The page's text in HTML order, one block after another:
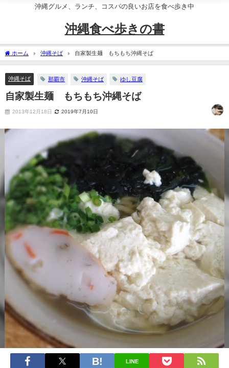
沖縄グルメ、ランチ、コスパの良いお店を食べ歩き中
沖縄食べ歩きの書
ホーム 沖縄そば 自家製生麺 もちもち沖縄そば
沖縄そば 那覇市 沖縄そば ゆし豆腐
自家製生麺 もちもち沖縄そば
2013年12月18日 2019年7月10日
LINE